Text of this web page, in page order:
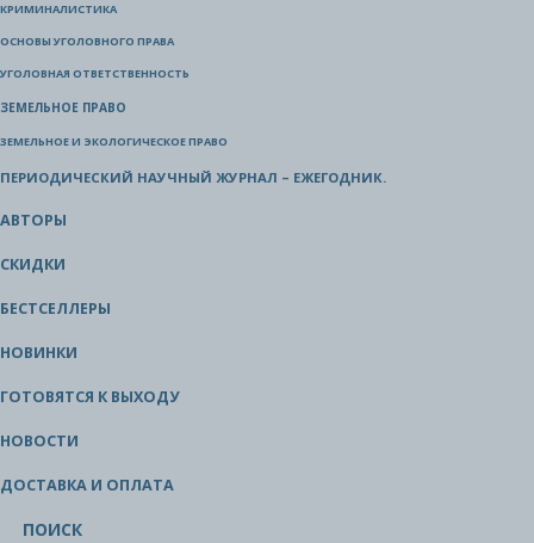
КРИМИНАЛИСТИКА
ОСНОВЫ УГОЛОВНОГО ПРАВА
УГОЛОВНАЯ ОТВЕТСТВЕННОСТЬ
ЗЕМЕЛЬНОЕ ПРАВО
ЗЕМЕЛЬНОЕ И ЭКОЛОГИЧЕСКОЕ ПРАВО
ПЕРИОДИЧЕСКИЙ НАУЧНЫЙ ЖУРНАЛ – ЕЖЕГОДНИК.
АВТОРЫ
СКИДКИ
БЕСТСЕЛЛЕРЫ
НОВИНКИ
ГОТОВЯТСЯ К ВЫХОДУ
НОВОСТИ
ДОСТАВКА И ОПЛАТА
ПОИСК